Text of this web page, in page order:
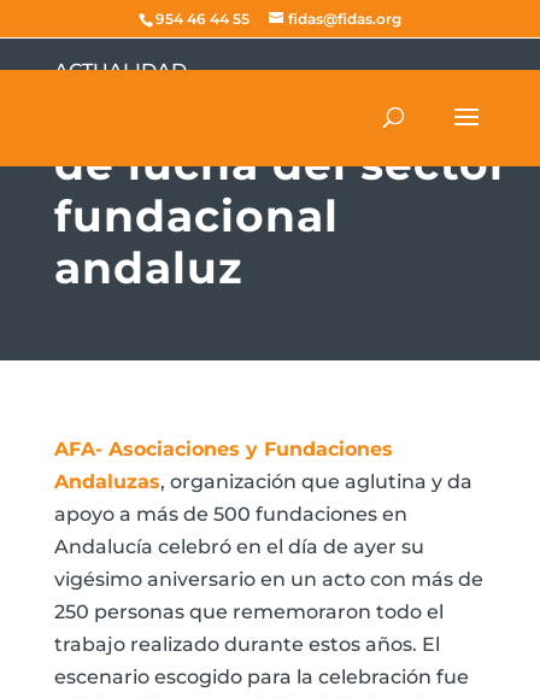
954 46 44 55 fidas@fidas.org
ACTUALIDAD
AFA: dos décadas
de lucha del sector
fundacional
andaluz
AFA- Asociaciones y Fundaciones
Andaluzas, organización que aglutina y da
apoyo a más de 500 fundaciones en
Andalucía celebró en el día de ayer su
vigésimo aniversario en un acto con más de
250 personas que rememoraron todo el
trabajo realizado durante estos años. El
escenario escogido para la celebración fue